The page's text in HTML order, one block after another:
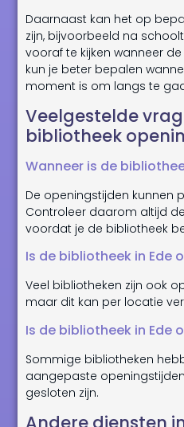
Daarnaast kan het op
zijn, bijvoorbeeld na
vooraf te kijken wanneer
kun je beter bepalen
moment is om langs te
Veelgestelde
bibliotheek
Wanneer is de
De openingstijden kunnen
Controleer daarom altijd
voordat je de bibliotheek
Is de bibliotheek in Ede
Veel bibliotheken zijn ook
maar dit kan per locatie
Is de bibliotheek in Ede
Sommige bibliotheken
aangepaste
gesloten zijn.